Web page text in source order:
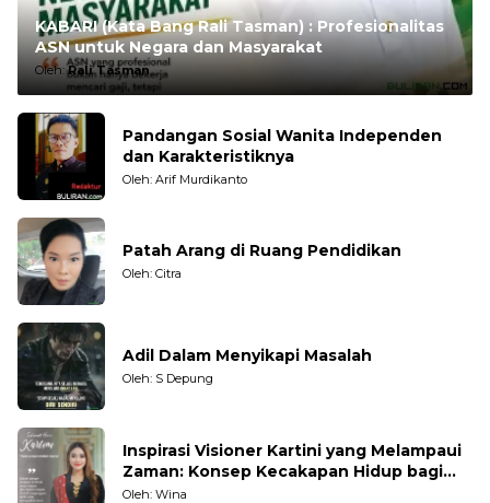
KABARI (Kata Bang Rali Tasman) : Profesionalitas
ASN untuk Negara dan Masyarakat
Oleh:Rali Tasman
Pandangan Sosial Wanita Independen
dan Karakteristiknya
Oleh: Arif Murdikanto
Patah Arang di Ruang Pendidikan
Oleh: Citra
Adil Dalam Menyikapi Masalah
Oleh: S Depung
Inspirasi Visioner Kartini yang Melampaui
Zaman: Konsep Kecakapan Hidup bagi
Generasi Muda
Oleh: Wina